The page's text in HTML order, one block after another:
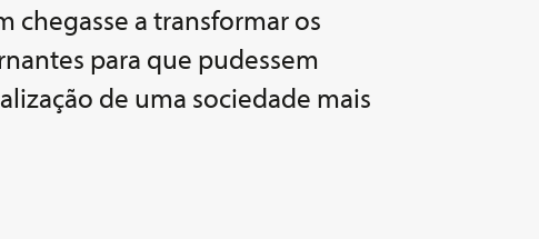
chegasse a transformar os
para que pudessem
de uma sociedade mais